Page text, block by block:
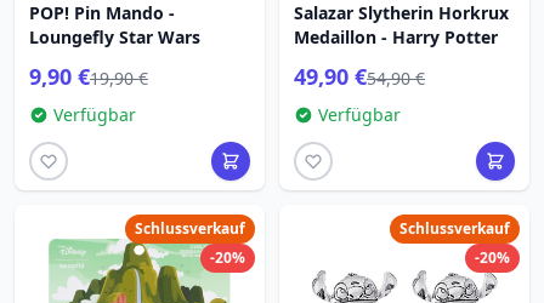
POP! Pin Mando -
Loungefly Star Wars
9,90 €19,90 €
Verfügbar
Salazar Slytherin Horkrux
Medaillon - Harry Potter
49,90 €54,90 €
Verfügbar
Schlussverkauf
-20%
Schlussverkauf
-20%